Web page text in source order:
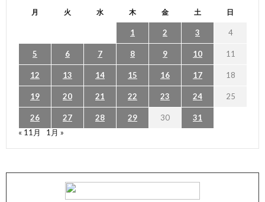
月 火 水 木 金 土 日
1 2 3 4
5 6 7 8 9 10 11
12 13 14 15 16 17 18
19 20 21 22 23 24 25
26 27 28 29 30
31
« 11月
1月 »